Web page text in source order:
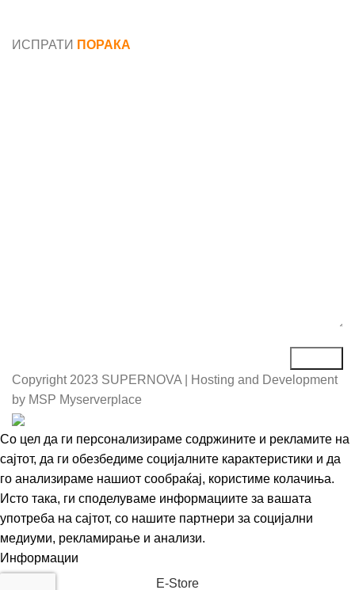
ИСПРАТИ ПОРАКА
Copyright 2023 SUPERNOVA | Hosting and Development
by MSP Myserverplace
Со цел да ги персонализираме содржините и рекламите на
сајтот, да ги обезбедиме социјалните карактеристики и да
го анализираме нашиот сообраќај, користиме колачиња.
Исто така, ги споделуваме информациите за вашата
употреба на сајтот, со нашите партнери за социјални
медиуми, рекламирање и анализи.
Информации
Е-Store